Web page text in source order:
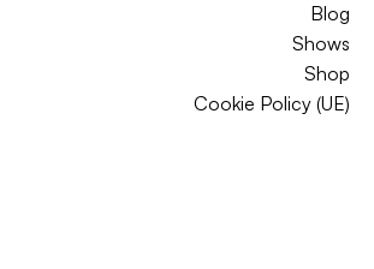
Blog
Shows
Shop
Cookie Policy (UE)